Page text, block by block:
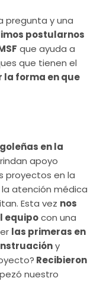
pregunta y una
postularnos
que ayuda a
que tienen el
forma en que
en la
apoyo
proyectos en la
atención médica
Esta vez nos
equipocon una
las primeras en
y
Recibieron
nuestro